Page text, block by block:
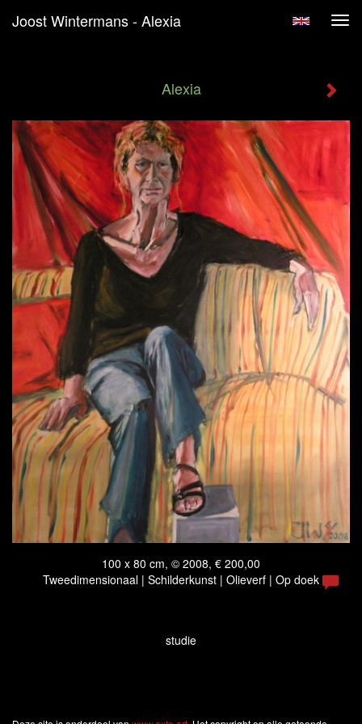
Joost Wintermans - Alexia
Alexia
100 x 80 cm, © 2008, € 200,00
Tweedimensionaal | Schilderkunst | Olieverf | Op doek
studie